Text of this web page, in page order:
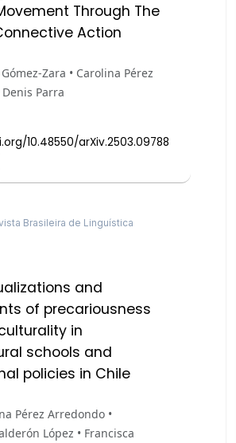
Through The
Action
Zara • Carolina Pérez
Parra
10.48550/arXiv.2503.09788
Brasileira de Linguística
and
of precariousness
in
schools and
policies in Chile
Pérez Arredondo •
López • Francisca